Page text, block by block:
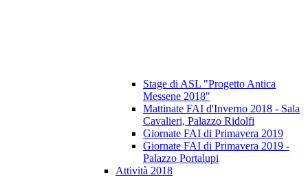
Stage di ASL "Progetto Antica
Messene 2018"
Mattinate FAI d'Inverno 2018 - Sala
Cavalieri, Palazzo Ridolfi
Giornate FAI di Primavera 2019
Giornate FAI di Primavera 2019 -
Palazzo Portalupi
Attività 2018